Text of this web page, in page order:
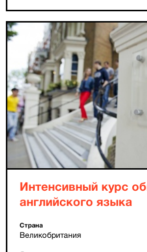
Интенсивный курс
английского языка
Страна
Великобритания